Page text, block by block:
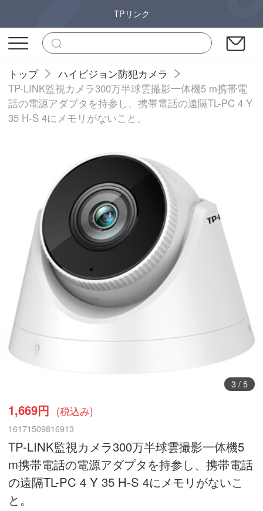
TPリンク
トップ
ハイビジョン防犯カメラ
TP-LINK監視カメラ300万半球雲撮影一体機5 m携帯電
話の電源アダプタを持参し、携帯電話の遠隔TL-PC 4 Y
35 H-S 4にメモリがないこと。
3/ 5
1,669円 (税込み)
16171509816913
TP-LINK監視カメラ300万半球雲撮影一体機5
m携帯電話の電源アダプタを持参し、携帯電話
の遠隔TL-PC 4 Y 35 H-S 4にメモリがないこ
と。